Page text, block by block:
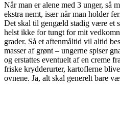
Når man er alene med 3 unger, så
ekstra nemt, især når man holder
Det skal til gengæld stadig være et
helst ikke for tungt for mit
grader. Så et aftenmåltid vil altid
masser af grønt – ungerne spiser
og erstattes eventuelt af en creme
friske krydderurter, kartoflerne
ovnene. Ja, alt skal generelt bare